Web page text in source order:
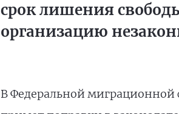
срок лишения
организацию
В Федеральной миграционной